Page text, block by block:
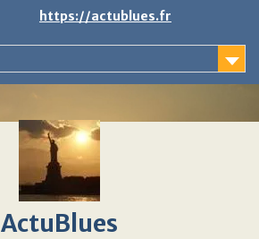
https://actublues.fr
ActuBlues